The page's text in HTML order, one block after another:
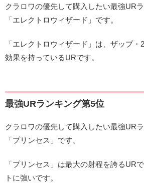
クラロワの優先して購入したい最強UR
「エレクトロウィザード」です。
「エレクトロウィザード」は、ザップ
効果を持っているURです。
最強URランキング第5位
クラロワの優先して購入したい最強UR
「プリンセス」です。
「プリンセス」は最大の射程を誇るUR
トに強いです。